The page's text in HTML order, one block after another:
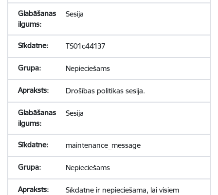
Sesija
TS01c44137
Nepieciešams
Drošības politikas sesija.
Sesija
maintenance_message
Nepieciešams
Sīkdatne ir nepieciešama, lai visiem